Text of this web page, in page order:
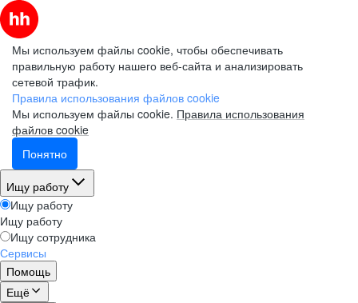
Мы используем файлы cookie, чтобы обеспечивать
правильную работу нашего веб-сайта и анализировать
сетевой трафик.
Правила использования файлов cookie
Мы используем файлы cookie. Правила использования
файлов cookie
Понятно
Ищу работу
Ищу работу
Ищу работу
Ищу сотрудника
Сервисы
Помощь
Ещё